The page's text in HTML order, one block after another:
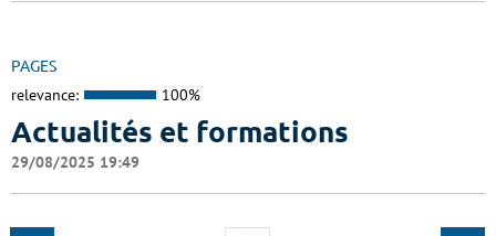
PAGES
relevance: 100%
Actualités et formations
29/08/2025 19:49